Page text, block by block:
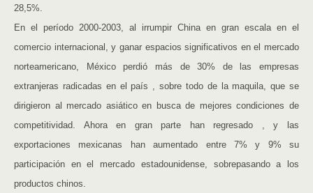
28,5%.
En el período 2000-2003, al irrumpir China en gran escala en el
comercio internacional, y ganar espacios significativos en el mercado
norteamericano, México perdió más de 30% de las empresas
extranjeras radicadas en el país , sobre todo de la maquila, que se
dirigieron al mercado asiático en busca de mejores condiciones de
competitividad. Ahora en gran parte han regresado , y las
exportaciones mexicanas han aumentado entre 7% y 9% su
participación en el mercado estadounidense, sobrepasando a los
productos chinos.